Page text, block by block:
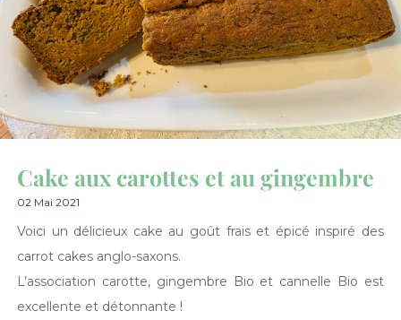
Cake aux carottes et au gingembre
02 Mai 2021
Voici un délicieux cake au goût frais et épicé inspiré des
carrot cakes anglo-saxons.
L’association carotte, gingembre Bio et cannelle Bio est
excellente et détonnante !